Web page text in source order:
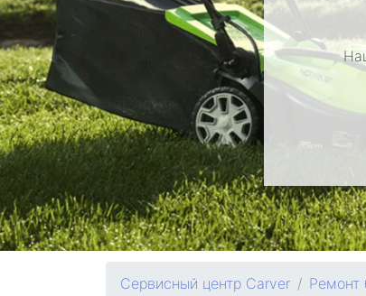
Сервисный центр Carver Ремонт